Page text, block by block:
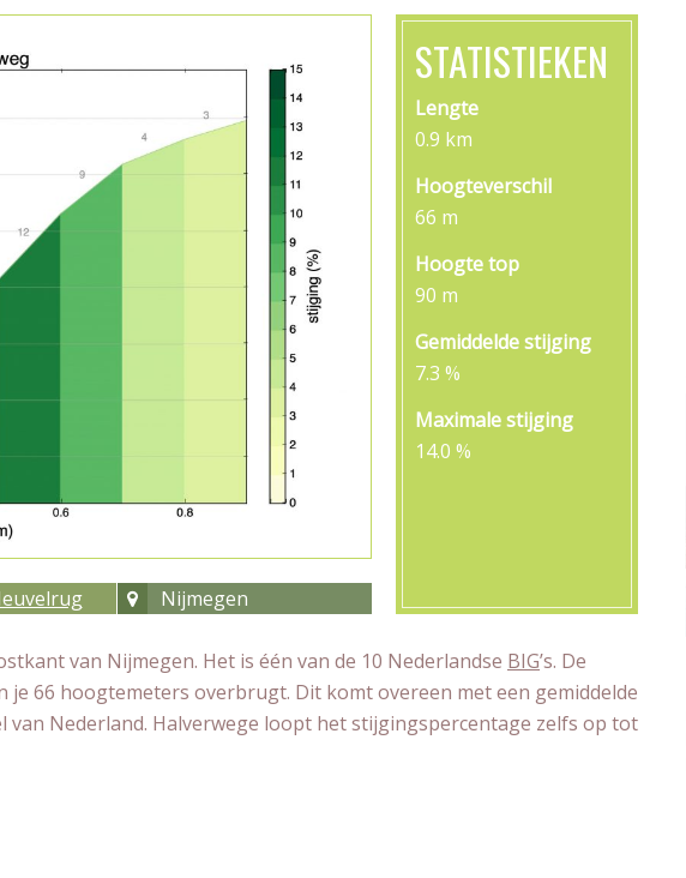
Nijmegen
STATISTIEKEN
Lengte
0.9 km
Hoogteverschil
66 m
Hoogte top
90 m
Gemiddelde stijging
7.3 %
Maximale stijging
14.0 %
van Nijmegen. Het is één van de 10 Nederlandse BIG’s. De
66 hoogtemeters overbrugt. Dit komt overeen met een gemiddelde
van Nederland. Halverwege loopt het stijgingspercentage zelfs op tot